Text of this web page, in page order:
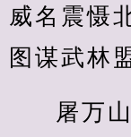
威名震慑
图谋武林
屠万